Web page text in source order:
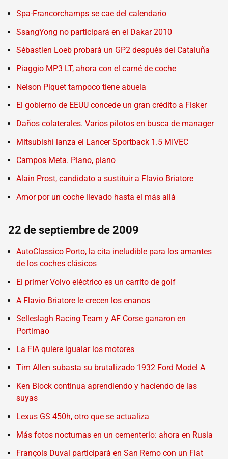
Spa-Francorchamps se cae del calendario
SsangYong no participará en el Dakar 2010
Sébastien Loeb probará un GP2 después del Cataluña
Piaggio MP3 LT, ahora con el carné de coche
Nelson Piquet tampoco tiene abuela
El gobierno de EEUU concede un gran crédito a Fisker
Daños colaterales. Varios pilotos en busca de manager
Mitsubishi lanza el Lancer Sportback 1.5 MIVEC
Campos Meta. Piano, piano
Alain Prost, candidato a sustituir a Flavio Briatore
Amor por un coche llevado hasta el más allá
22 de septiembre de 2009
AutoClassico Porto, la cita ineludible para los amantes
de los coches clásicos
El primer Volvo eléctrico es un carrito de golf
A Flavio Briatore le crecen los enanos
Selleslagh Racing Team y AF Corse ganaron en
Portimao
La FIA quiere igualar los motores
Tim Allen subasta su brutalizado 1932 Ford Model A
Ken Block continua aprendiendo y haciendo de las
suyas
Lexus GS 450h, otro que se actualiza
Más fotos nocturnas en un cementerio: ahora en Rusia
François Duval participará en San Remo con un Fiat